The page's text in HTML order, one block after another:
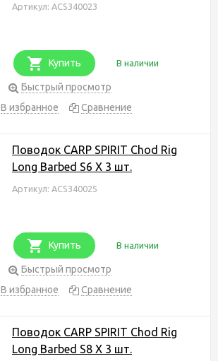
Артикул: ACS340023
Купить В наличии
Быстрый просмотр
В избранное
Сравнение
Поводок CARP SPIRIT Chod Rig
Long Barbed S6 X 3 шт.
Артикул: ACS340025
Купить В наличии
Быстрый просмотр
В избранное
Сравнение
Поводок CARP SPIRIT Chod Rig
Long Barbed S8 X 3 шт.